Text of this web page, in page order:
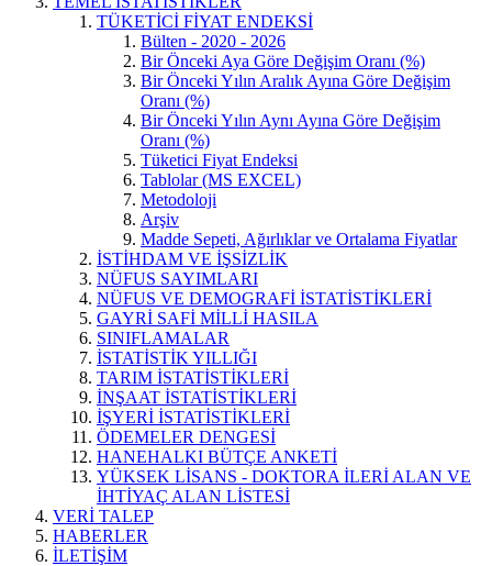
TÜKETİCİ FİYAT ENDEKSİ
Bülten - 2020 - 2026
Bir Önceki Aya Göre Değişim Oranı (%)
Bir Önceki Yılın Aralık Ayına Göre Değişim
Oranı (%)
Bir Önceki Yılın Aynı Ayına Göre Değişim
Oranı (%)
Tüketici Fiyat Endeksi
Tablolar (MS EXCEL)
Metodoloji
Arşiv
Madde Sepeti, Ağırlıklar ve Ortalama Fiyatlar
İSTİHDAM VE İŞSİZLİK
NÜFUS SAYIMLARI
NÜFUS VE DEMOGRAFİ İSTATİSTİKLERİ
GAYRİ SAFİ MİLLİ HASILA
SINIFLAMALAR
İSTATİSTİK YILLIĞI
TARIM İSTATİSTİKLERİ
İNŞAAT İSTATİSTİKLERİ
İŞYERİ İSTATİSTİKLERİ
ÖDEMELER DENGESİ
HANEHALKI BÜTÇE ANKETİ
YÜKSEK LİSANS - DOKTORA İLERİ ALAN VE
İHTİYAÇ ALAN LİSTESİ
VERİ TALEP
HABERLER
İLETİŞİM